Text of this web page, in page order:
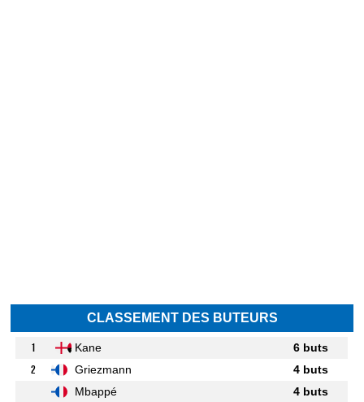
CLASSEMENT DES BUTEURS
1 Kane
6 buts
2
Griezmann
4 buts
Mbappé
4 buts